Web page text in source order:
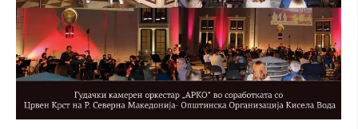
ФОРМУЛАРИ ЗА БАРАЊА
ЗДРАВСТВЕНО ПРЕВЕНТИВНА ДЕЈНОСТ
ПРВА ПОМОШ
КРВОДАРИТЕЛСТВО